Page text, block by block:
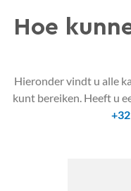
Hoe
Hieronder vindt u alle
kunt bereiken. Heeft u